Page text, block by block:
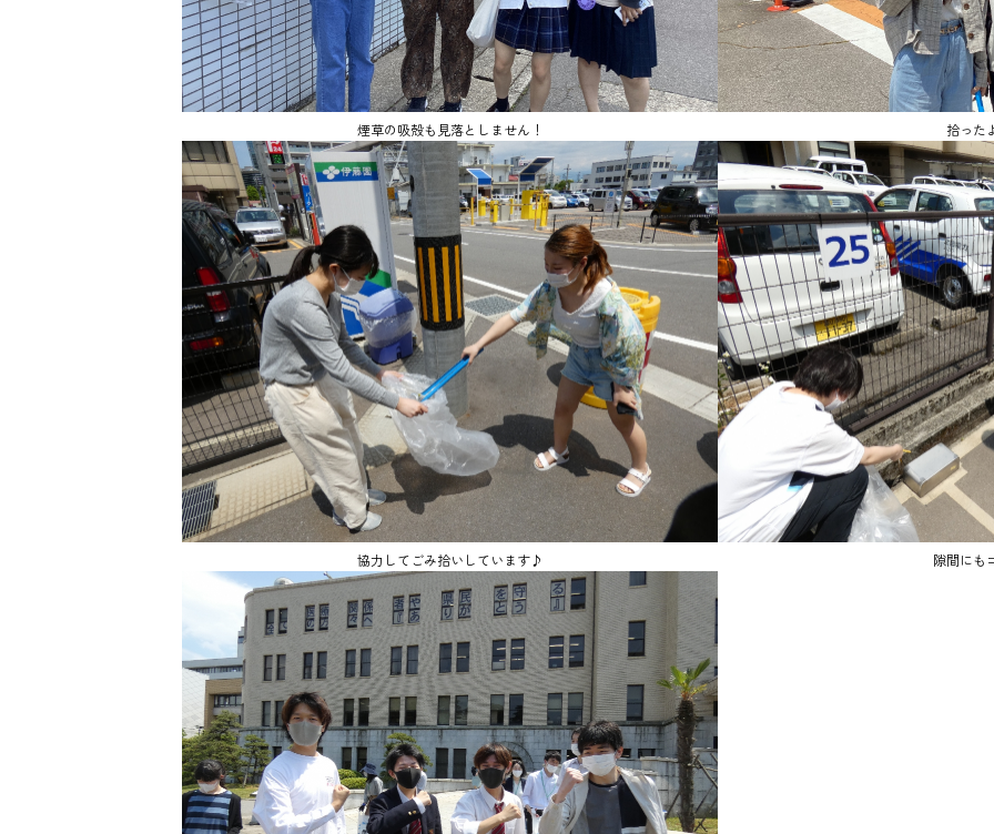
煙草の吸殻も見落としません！ 拾った
協力してごみ拾いしています♪ 隙間にも